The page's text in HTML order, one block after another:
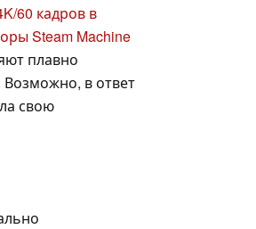
60 кадров в
Steam Machine
плавно
Возможно, в ответ
свою